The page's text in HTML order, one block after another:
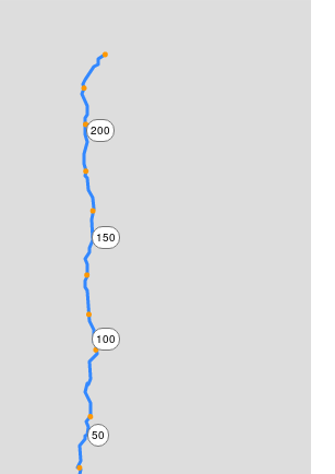
50
100
150
200